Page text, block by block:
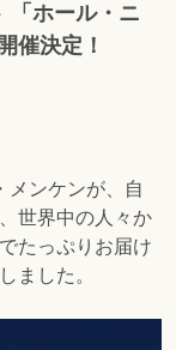
「ホール・ニ
催決定！
メンケンが、自
世界中の人々か
たっぷりお届け
ました。